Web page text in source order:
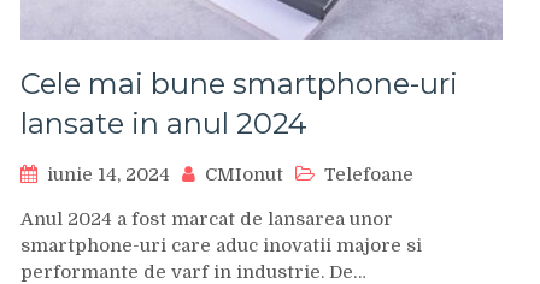
Cele mai bune smartphone-uri
lansate in anul 2024
iunie 14, 2024 CMIonut Telefoane
Anul 2024 a fost marcat de lansarea unor
smartphone-uri care aduc inovatii majore si
performante de varf in industrie. De…